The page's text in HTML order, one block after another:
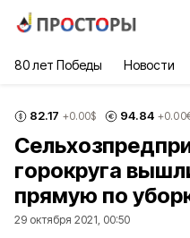
80 лет Победы Новости
82.17 +0.00$ 94.84 +0.00
горокруга
прямую по
29 октября 2021, 00:50